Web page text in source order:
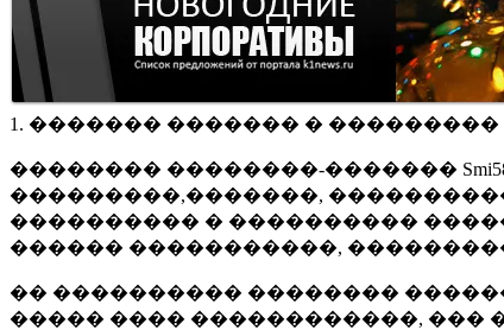
1. ������� ������� �
�������� ��������-�������
���������,�������,
���������� � ����������
������ �����������,
�� ���������� ��������
����� ���� ������������, ���